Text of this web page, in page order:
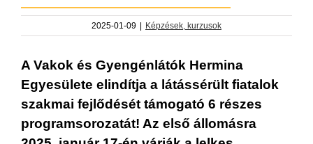
2025-01-09 | Képzések, kurzusok
A Vakok és Gyengénlátók Hermina
Egyesülete elindítja a látássérült fiatalok
szakmai fejlődését támogató 6 részes
programsorozatát! Az első állomásra